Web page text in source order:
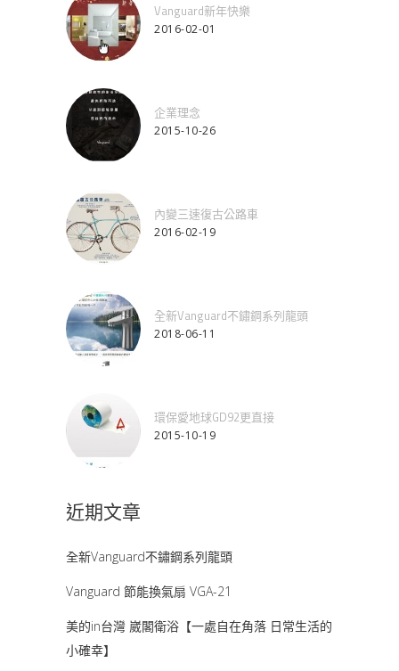
Vanguard新年快樂
2016-02-01
企業理念
2015-10-26
內變三速復古公路車
2016-02-19
全新Vanguard不鏽鋼系列龍頭
2018-06-11
環保愛地球GD92更直接
2015-10-19
近期文章
全新Vanguard不鏽鋼系列龍頭
Vanguard 節能換氣扇 VGA-21
美的in台灣 崴閣衛浴【一處自在角落 日常生活的
小確幸】